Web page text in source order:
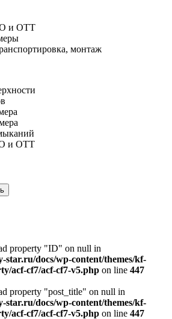
и ОТТ
монтаж
и ОТТ
property "ID" on null in
star.ru/docs/wp-content/themes/kf-
acf-cf7/acf-cf7-v5.php on line 447
property "post_title" on null in
star.ru/docs/wp-content/themes/kf-
acf-cf7/acf-cf7-v5.php on line 447